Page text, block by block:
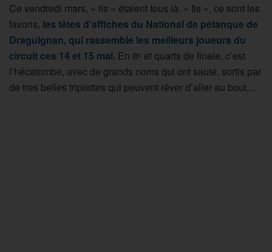
Ce vendredi mars, « ils » étaient tous là. « Ils », ce sont les
favoris, les têtes d’affiches du National de pétanque de
Draguignan, qui rassemble les meilleurs joueurs du
circuit ces 14 et 15 mai. En 8e et quarts de finale, c’est
l’hécatombe, avec de grands noms qui ont sauté, sortis par
de très belles triplettes qui peuvent rêver d’aller au bout…